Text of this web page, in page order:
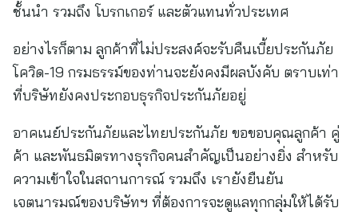
ชั้นนำ รวมถึง โบรกเกอร์ และตัวแทนทั่วประเทศ
อย่างไรก็ตาม ลูกค้าที่ไม่ประสงค์จะรับคืนเบี้ยประกันภัย
โควิด-19 กรมธรรม์ของท่านจะยังคงมีผลบังคับ ตราบเท่า
ที่บริษัทยังคงประกอบธุรกิจประกันภัยอยู่
อาคเนย์ประกันภัยและไทยประกันภัย ขอขอบคุณลูกค้า คู่
ค้า และพันธมิตรทางธุรกิจคนสำคัญเป็นอย่างยิ่ง สำหรับ
ความเข้าใจในสถานการณ์ รวมถึง เรายังยืนยัน
เจตนารมณ์ของบริษัทฯ ที่ต้องการจะดูแลทุกกลุ่มให้ได้รับ